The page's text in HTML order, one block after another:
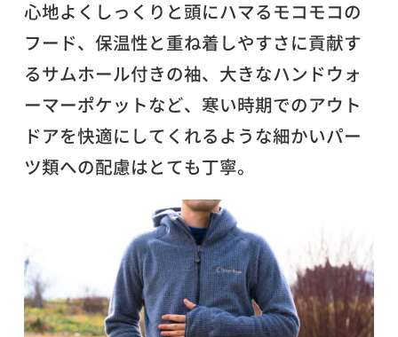
心地よくしっくりと頭にハマるモコモコの
フード、保温性と重ね着しやすさに貢献す
るサムホール付きの袖、大きなハンドウォ
ーマーポケットなど、寒い時期でのアウト
ドアを快適にしてくれるような細かいパー
ツ類への配慮はとても丁寧。